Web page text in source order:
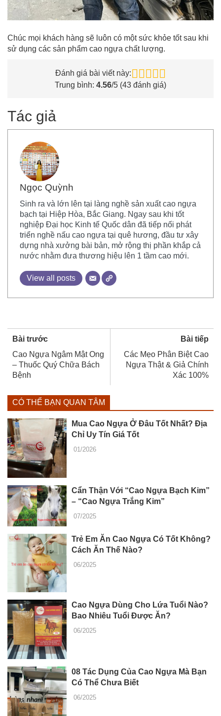
Chúc mọi khách hàng sẽ luôn có một sức khỏe tốt sau khi
sử dụng các sản phẩm cao ngựa chất lượng.
Đánh giá bài viết này:
Trung bình: 4.56/5 (43 đánh giá)
Tác giả
Ngọc Quỳnh
Sinh ra và lớn lên tại làng nghề sản xuất cao ngựa
bạch tại Hiệp Hòa, Bắc Giang. Ngay sau khi tốt
nghiệp Đại học Kinh tế Quốc dân đã tiếp nối phát
triển nghề nấu cao ngựa tại quê hương, đầu tư xây
dựng nhà xưởng bài bản, mở rộng thị phần khắp cả
nước nhằm đưa thương hiệu lên 1 tầm cao mới.
View all posts
Bài trước
Cao Ngựa Ngâm Mật Ong
– Thuốc Quý Chữa Bách
Bệnh
Bài tiếp
Các Mẹo Phân Biệt Cao
Ngựa Thật & Giả Chính
Xác 100%
CÓ THỂ BẠN QUAN TÂM
Mua Cao Ngựa Ở Đâu Tốt Nhất? Địa
Chỉ Uy Tín Giá Tốt
01/2026
Cẩn Thận Với “Cao Ngựa Bạch Kim”
– “Cao Ngựa Trắng Kim”
07/2025
Trẻ Em Ăn Cao Ngựa Có Tốt Không?
Cách Ăn Thế Nào?
06/2025
Cao Ngựa Dùng Cho Lứa Tuổi Nào?
Bao Nhiêu Tuổi Được Ăn?
06/2025
08 Tác Dụng Của Cao Ngựa Mà Bạn
Có Thể Chưa Biết
06/2025